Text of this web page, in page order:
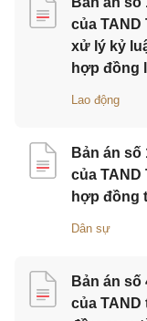
của TAND
xử lý kỷ
hợp đồng
Lao động
Bản án số
của TAND
hợp đồng
Dân sự
Bản án số
của